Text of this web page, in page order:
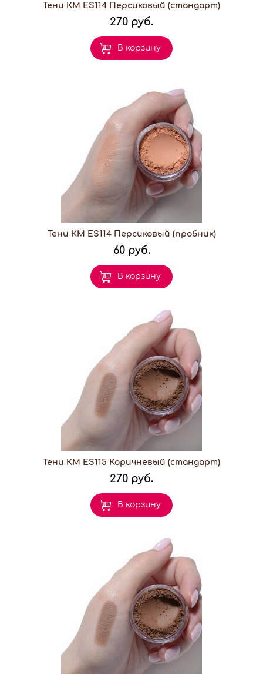
Тени КМ ES114 Персиковый (стандарт)
270 руб.
В корзину
Тени КМ ES114 Персиковый (пробник)
60 руб.
В корзину
Тени КМ ES115 Коричневый (стандарт)
270 руб.
В корзину